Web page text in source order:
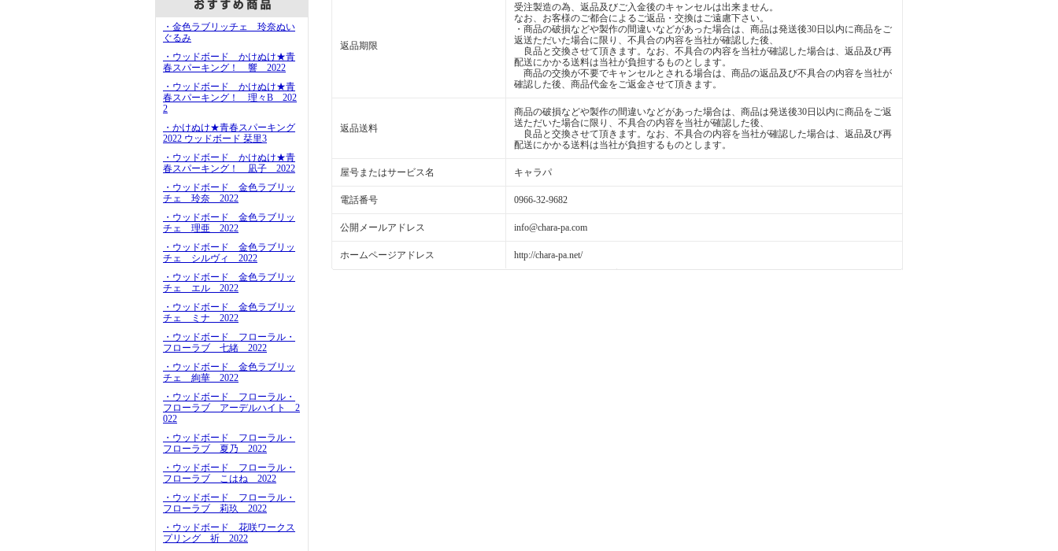
・金色ラブリッチェ 玲奈ぬい
ぐるみ
・ウッドボード かけぬけ★青
春スパーキング！ 響 2022
・ウッドボード かけぬけ★青
春スパーキング！ 理々B 202
2
・かけぬけ★青春スパーキング
2022 ウッドボード 栞里3
・ウッドボード かけぬけ★青
春スパーキング！ 凪子 2022
・ウッドボード 金色ラブリッ
チェ 玲奈 2022
・ウッドボード 金色ラブリッ
チェ 理亜 2022
・ウッドボード 金色ラブリッ
チェ シルヴィ 2022
・ウッドボード 金色ラブリッ
チェ エル 2022
・ウッドボード 金色ラブリッ
チェ ミナ 2022
・ウッドボード フローラル・
フローラブ 七緒 2022
・ウッドボード 金色ラブリッ
チェ 絢華 2022
・ウッドボード フローラル・
フローラブ アーデルハイト 2
022
・ウッドボード フローラル・
フローラブ 夏乃 2022
・ウッドボード フローラル・
フローラブ こはね 2022
・ウッドボード フローラル・
フローラブ 莉玖 2022
・ウッドボード 花咲ワークス
プリング 祈 2022
返品期限
受注製造の為、返品及びご入金後のキャンセルは出来ません。
なお、お客様のご都合によるご返品・交換はご遠慮下さい。
・商品の破損などや製作の間違いなどがあった場合は、商品は発送後30日以内に商品をご
返送ただいた場合に限り、不具合の内容を当社が確認した後、
良品と交換させて頂きます。なお、不具合の内容を当社が確認した場合は、返品及び再
配送にかかる送料は当社が負担するものとします。
商品の交換が不要でキャンセルとされる場合は、商品の返品及び不具合の内容を当社が
確認した後、商品代金をご返金させて頂きます。
返品送料
商品の破損などや製作の間違いなどがあった場合は、商品は発送後30日以内に商品をご返
送ただいた場合に限り、不具合の内容を当社が確認した後、
良品と交換させて頂きます。なお、不具合の内容を当社が確認した場合は、返品及び再
配送にかかる送料は当社が負担するものとします。
屋号またはサービス名 キャラパ
電話番号 0966-32-9682
公開メールアドレス info@chara-pa.com
ホームページアドレス http://chara-pa.net/